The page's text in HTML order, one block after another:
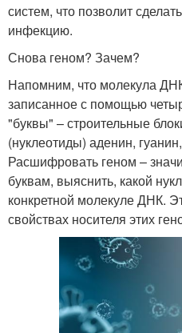
систем, что позволит
инфекцию.
Снова геном? Зачем?
Напомним, что молекула
записанное с помощью
"буквы" – строительные
(нуклеотиды) аденин,
Расшифровать геном –
буквам, выяснить, какой
конкретной молекуле ДНК.
свойствах носителя этих